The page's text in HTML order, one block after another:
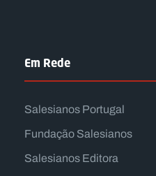
Em Rede
Salesianos Portugal
Fundação Salesianos
Salesianos Editora